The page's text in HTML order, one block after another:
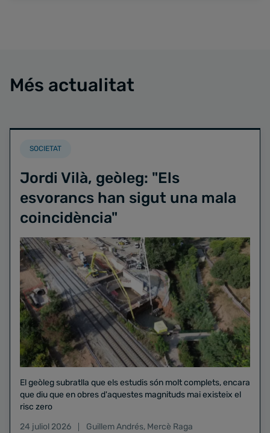
Més actualitat
SOCIETAT
Jordi Vilà, geòleg: "Els
esvorancs han sigut una mala
coincidència"
El geòleg subratlla que els estudis són molt complets, encara
que diu que en obres d'aquestes magnituds mai existeix el
risc zero
24 juliol 2026
Guillem Andrés, Mercè Raga